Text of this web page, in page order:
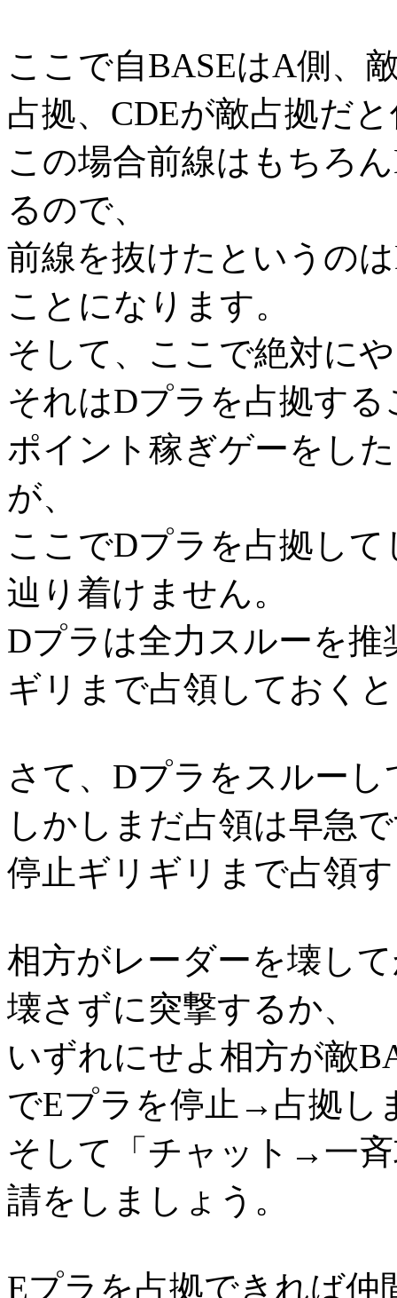
ここで自BASEはA側、
占拠、CDEが敵占拠だ
この場合前線はもちろ
るので、
前線を抜けたというの
ことになります。
そして、ここで絶対に
それはDプラを占拠する
ポイント稼ぎゲーをし
が、
ここでDプラを占拠し
辿り着けません。
Dプラは全力スルーを
ギリまで占領しておく
さて、Dプラをスルー
しかしまだ占領は早急
停止ギリギリまで占領
相方がレーダーを壊し
壊さずに突撃するか、
いずれにせよ相方が敵
でEプラを停止→占拠し
そして「チャット→一
請をしましょう。
Eプラを占拠できれば